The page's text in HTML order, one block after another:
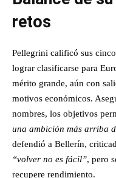
retos
Pellegrini calificó sus
lograr clasificarse para
mérito grande, aún con
motivos económicos.
nombres, los objetivos
una ambición más arriba
defendió a Bellerín,
“volver no es fácil”, pero
recupere rendimiento.